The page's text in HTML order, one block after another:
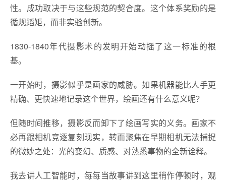
性。成功取决于与这些规范的契合度。这个体系奖励的是
循规蹈矩，而非实验创新。
1830-1840年代摄影术的发明开始动摇了这一标准的根
基。
一开始时，摄影似乎是画家的威胁。如果机器能比人手更
精确、更快速地记录这个世界，绘画还有什么意义呢？
但随时间推移，摄影反而卸下了绘画写实的义务。画家不
必再跟相机竞逐复刻现实，转而聚焦在早期相机无法捕捉
的微妙之处：光的变幻、质感、对熟悉事物的全新诠释。
我去讲人工智能时，每每当故事讲到这里稍作停顿时，观